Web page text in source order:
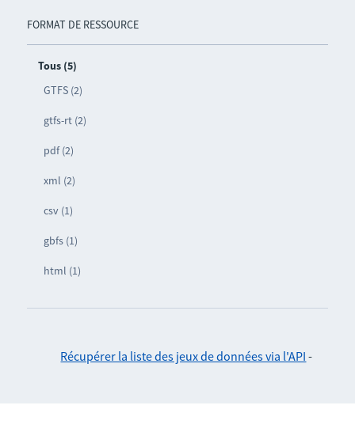
FORMAT DE RESSOURCE
Tous (5)
GTFS (2)
gtfs-rt (2)
pdf (2)
xml (2)
csv (1)
gbfs (1)
html (1)
Récupérer la liste des jeux de données via l'API -